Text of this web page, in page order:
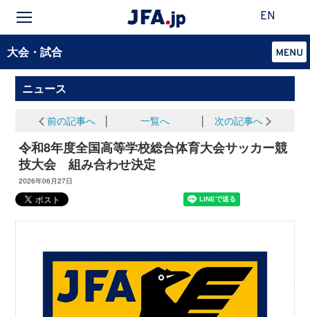
EN
大会・試合
ニュース
前の記事へ 一覧へ 次の記事へ
令和8年度全国高等学校総合体育大会サッカー競
技大会 組み合わせ決定
2026年06月27日